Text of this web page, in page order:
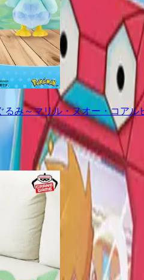
み～マリル・ヌオー・コアル